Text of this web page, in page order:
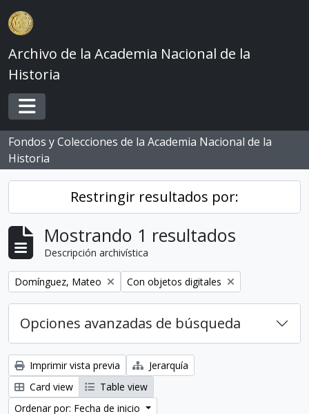
Skip to main content
Archivo de la Academia Nacional de la
Historia
Toggle navigation
Fondos y Colecciones de la Academia Nacional de la
Historia
Restringir resultados por:
Mostrando 1 resultados
Descripción archivística
Remove filter:
Domínguez, Mateo Remove filter:
Con objetos digitales
Opciones avanzadas de búsqueda
Imprimir vista previa
Jerarquía
Card view
Table view
Ordenar por: Fecha de inicio